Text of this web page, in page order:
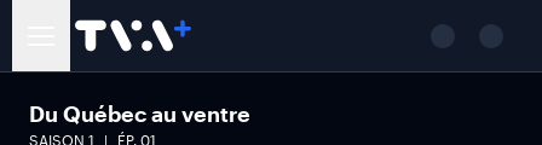
Du Québec au ventre
SAISON 1 ÉP. 01